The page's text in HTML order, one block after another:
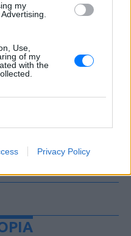
my
Use,
of my
with the
Privacy Policy